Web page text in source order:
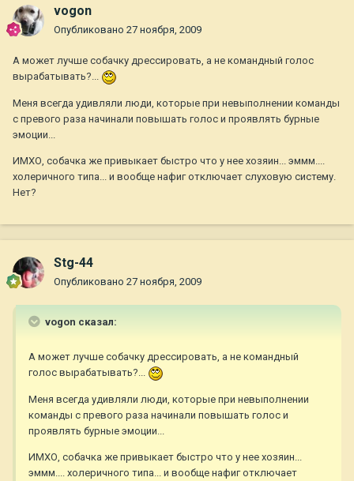
vogon
Опубликовано 27 ноября, 2009
А может лучше собачку дрессировать, а не командный голос
вырабатывать?...
Меня всегда удивляли люди, которые при невыполнении команды
с превого раза начинали повышать голос и проявлять бурные
эмоции...
ИМХО, собачка же привыкает быстро что у нее хозяин... эммм....
холеричного типа... и вообще нафиг отключает слуховую систему.
Нет?
Stg-44
Опубликовано 27 ноября, 2009
vogon сказал:
А может лучше собачку дрессировать, а не командный
голос вырабатывать?...
Меня всегда удивляли люди, которые при невыполнении
команды с превого раза начинали повышать голос и
проявлять бурные эмоции...
ИМХО, собачка же привыкает быстро что у нее хозяин...
эммм.... холеричного типа... и вообще нафиг отключает